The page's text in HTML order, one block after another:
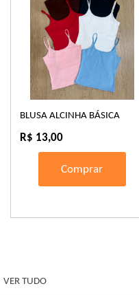
BLUSA ALCINHA BÁSICA
R$ 13,00
Comprar
VER TUDO